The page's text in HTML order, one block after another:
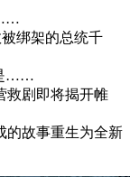
绑架的总统千
……
救剧即将揭开帷
的故事重生为全新